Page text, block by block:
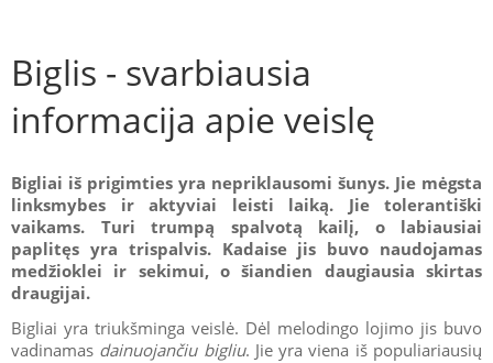
Biglis - svarbiausia
informacija apie veislę
Bigliai iš prigimties yra nepriklausomi šunys. Jie mėgsta
linksmybes ir aktyviai leisti laiką. Jie tolerantiški
vaikams. Turi trumpą spalvotą kailį, o labiausiai
paplitęs yra trispalvis. Kadaise jis buvo naudojamas
medžioklei ir sekimui, o šiandien daugiausia skirtas
draugijai.
Bigliai yra triukšminga veislė. Dėl melodingo lojimo jis buvo
vadinamas dainuojančiu bigliu. Jie yra viena iš populiariausių